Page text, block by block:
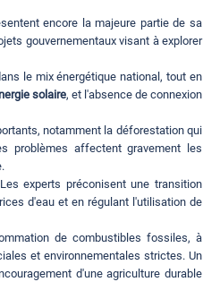
encore la majeure partie de sa
gouvernementaux visant à explorer
le mix énergétique national, tout en
solaire, et l'absence de connexion
notamment la déforestation qui
problèmes affectent gravement les
experts préconisent une transition
d'eau et en régulant l'utilisation de
de combustibles fossiles, à
et environnementales strictes. Un
d'une agriculture durable